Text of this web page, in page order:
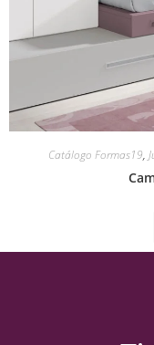
Catálogo Formas19,